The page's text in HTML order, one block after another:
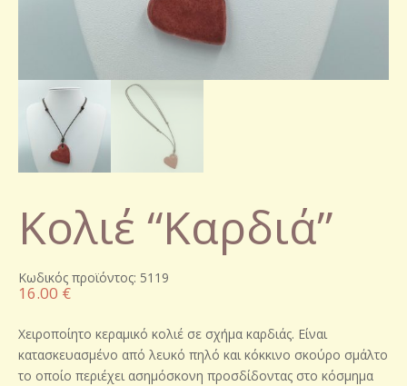
Κολιέ “Καρδιά”
Κωδικός προϊόντος: 5119
16.00 €
Χειροποίητο κεραμικό κολιέ σε σχήμα καρδιάς. Είναι
κατασκευασμένο από λευκό πηλό και κόκκινο σκούρο σμάλτο
το οποίο περιέχει ασημόσκονη προσδίδοντας στο κόσμημα